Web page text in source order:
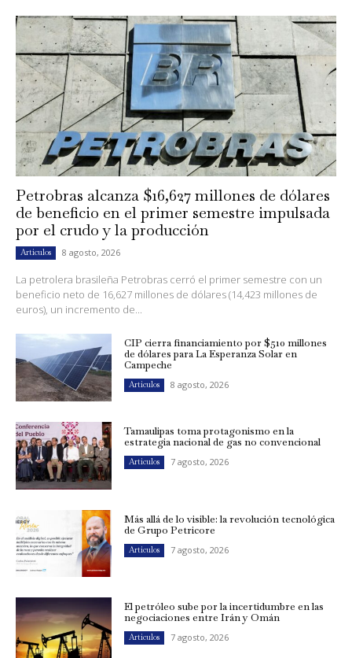
Petrobras alcanza $16,627 millones de dólares
de beneficio en el primer semestre impulsada
por el crudo y la producción
Artículos 8 agosto, 2026
La petrolera brasileña Petrobras cerró el primer semestre con un
beneficio neto de 16,627 millones de dólares (14,423 millones de
euros), un incremento de...
CIP cierra financiamiento por $510 millones
de dólares para La Esperanza Solar en
Campeche
Artículos 8 agosto, 2026
Tamaulipas toma protagonismo en la
estrategia nacional de gas no convencional
Artículos 7 agosto, 2026
Más allá de lo visible: la revolución tecnológica
de Grupo Petricore
Artículos 7 agosto, 2026
El petróleo sube por la incertidumbre en las
negociaciones entre Irán y Omán
Artículos 7 agosto, 2026